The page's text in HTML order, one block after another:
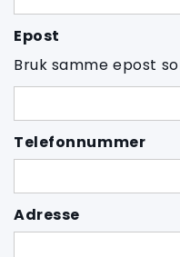
Epost
Bruk samme epost
Telefonnummer
Adresse